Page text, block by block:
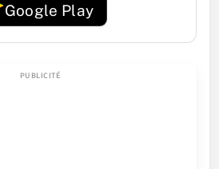
Google Play